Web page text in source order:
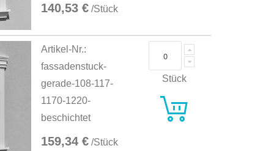
140,53 € /Stück
Artikel-Nr.:
fassadenstuck-
gerade-108-117-
1170-1220-
beschichtet
159,34 € /Stück
Stück